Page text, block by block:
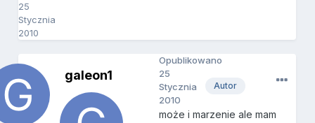
25
Stycznia
2010
galeon1
Autor
Opublikowano
25
Stycznia
2010
może i marzenie ale mam